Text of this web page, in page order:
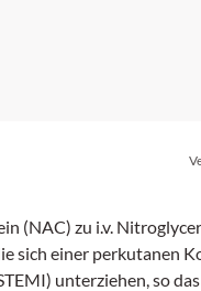
(NAC) zu i.v.
sich einer perkutanen
unterziehen, so